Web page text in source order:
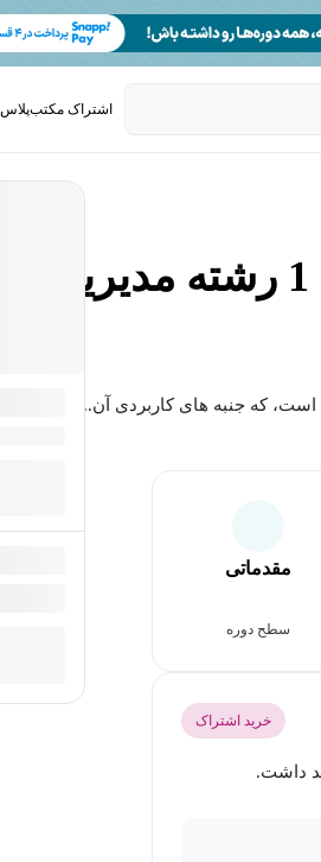
اشتراک مکتب‌پلاس
که جنبه های کاربردی آن...
مقدماتی
سطح دوره
خرید اشتراک